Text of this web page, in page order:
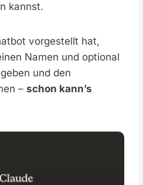
kannst.
vorgestellt hat,
Namen und optional
und den
– schon kann’s